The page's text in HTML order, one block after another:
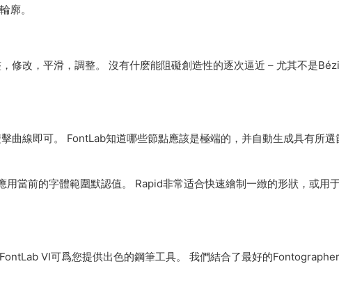
廓。
修改，平滑，調整。 沒有什麽能阻礙創造性的逐次逼近 – 尤其不是
曲線即可。 FontLab知道哪些節點應該是極端的，并自動生成具有所選
當前的字體範圍默認值。 Rapid非常适合快速繪制一緻的形狀，或用
VI可爲您提供出色的鋼筆工具。 我們結合了最好的Fontographer